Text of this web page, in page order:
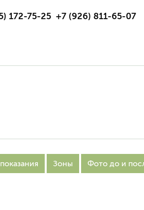
172-75-25 +7 (926) 811-65-07
Зоны Фото до и